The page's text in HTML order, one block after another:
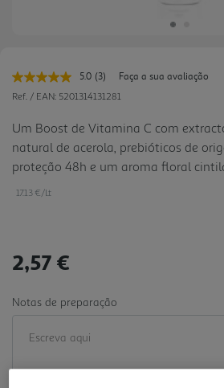
5.0 Leu
3
Link
para
a
mesma
página.
(3)
Faça a sua avaliação
Ref. / EAN: 5201314131281
Um Boost de Vitamina C com
natural de acerola, prebióticos de
proteção 48h e um aroma floral
uma injecção de energia fresca à pele
axilas- Vegan Friendly - Testado
17.13 €/Lt
2,57 €
Notas de preparação